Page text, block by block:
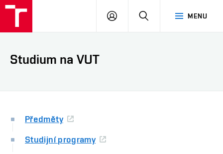
MENU
PŘIHLÁSIT
Studium na VUT
Předměty
Studijní programy